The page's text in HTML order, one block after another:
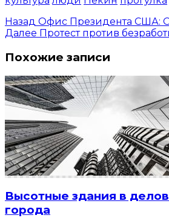
Назад Офис Президента США:
Далее Протест против
Похожие записи
Высотные здания в
города